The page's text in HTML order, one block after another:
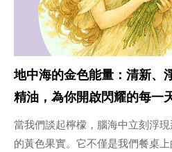
地中海的金色能量：清新、
精油，為你開啟閃耀的每一
當我們談起檸檬，腦海中立刻浮
的黃色果實。它不僅是我們餐桌